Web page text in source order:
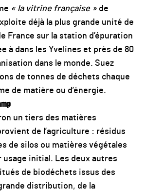
« la vitrine française » de
déjà la plus grande unité de
France sur la station d’épuration
à dans les Yvelines et près de 80
dans le monde. Suez
de tonnes de déchets chaque
de matière ou d’énergie.
un tiers des matières
de l’agriculture : résidus
de silos ou matières végétales
usage initial. Les deux autres
de biodéchets issus des
distribution, de la